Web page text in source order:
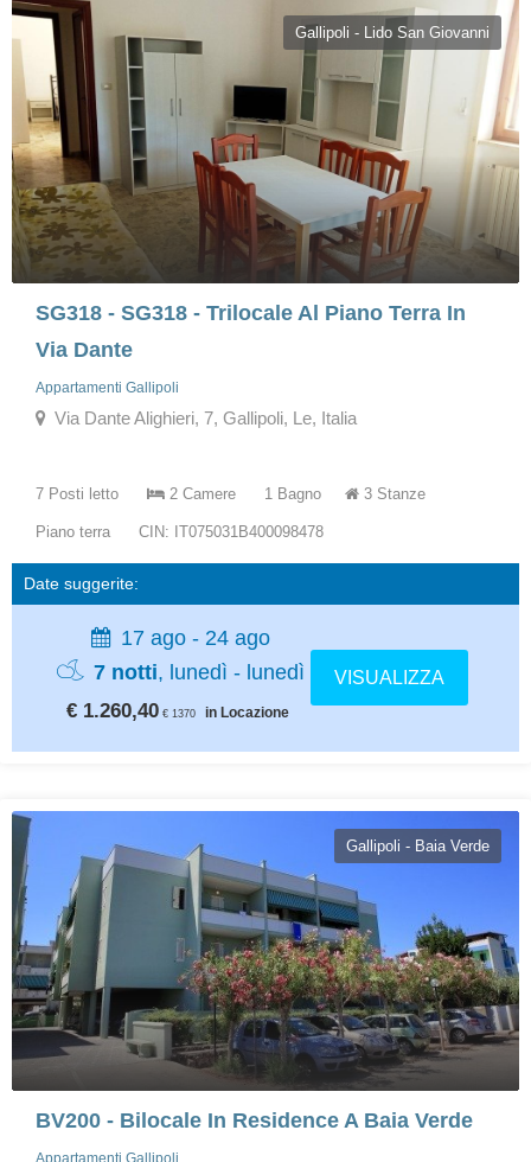
Gallipoli - Lido San Giovanni
SG318 - SG318 - Trilocale Al Piano Terra In
Via Dante
Appartamenti Gallipoli
Via Dante Alighieri, 7, Gallipoli, Le, Italia
7 Posti letto 2 Camere 1 Bagno 3 Stanze
Piano terra CIN: IT075031B400098478
Date suggerite:
17 ago - 24 ago
7 notti, lunedì - lunedì
€ 1.260,40 € 1370 in Locazione
VISUALIZZA
Gallipoli - Baia Verde
BV200 - Bilocale In Residence A Baia Verde
Appartamenti Gallipoli